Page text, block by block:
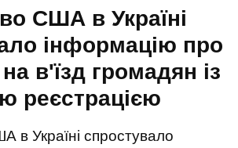
США в Україні
інформацію про
в'їзд громадян із
реєстрацією
в Україні спростувало